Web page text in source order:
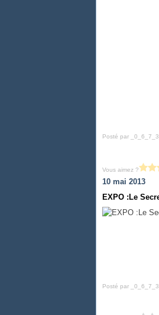
Posté par
Vous aimez ?
10 mai 2013
EXPO :Le
Posté par